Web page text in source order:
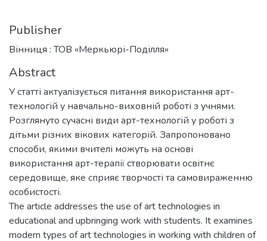
Publisher
Вінниця : ТОВ «Меркьюрі-Поділля»
Abstract
У статті актуалізується питання використання арт-
технологій у навчально-виховній роботі з учнями.
Розглянуто сучасні види арт-технологій у роботі з
дітьми різних вікових категорій. Запропоновано
способи, якими вчителі можуть на основі
використання арт-терапії створювати освітнє
середовище, яке сприяє творчості та самовираженню
особистості.
The article addresses the use of art technologies in
educational and upbringing work with students. It examines
modern types of art technologies in working with children of